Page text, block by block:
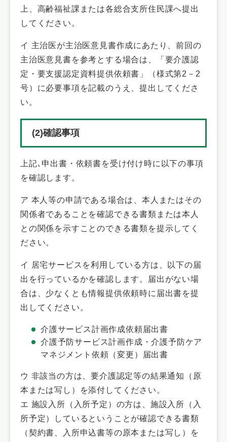
上、高齢福祉課または各総合支所住民課へ提出
してください。
イ 主治医が主治医意見書作成にあたり、前回の
主治医意見書を参考とする場合は、「要介護認
定・要支援認定資料提供依頼書」（様式第2－2
号）に必要事項を記載のうえ、提出してくださ
い。
(2)確認事項
上記､申出書・依頼書を受け付け時に以下の事項
を確認します。
ア 本人等の申請である場合は、本人またはその
関係者であることを確認できる書類または本人
との関係を示すことのできる書類を提示してく
ださい。
イ 居宅サービスを利用している方は、以下の届
出を行っているかを確認します。届出がない場
合は、少なくとも情報提供依頼時に届出書を提
出してください。
介護サービス計画作成依頼届出書
介護予防サービス計画作成・介護予防ケア
マネジメント依頼（変更）届出書
ウ 非該当の方は、要介護認定等の結果通知（原
本または写し）を添付してください。
エ 施設入所（入所予定）の方は、施設入所（入
所予定）しているということが確認できる書類
（契約書、入所申込書等の原本または写し）を